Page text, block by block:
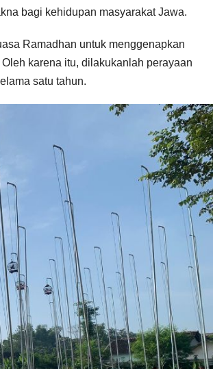
bagi kehidupan masyarakat Jawa.
Ramadhan untuk menggenapkan
karena itu, dilakukanlah perayaan
satu tahun.